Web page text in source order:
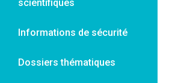
scientifiques
Informations de sécurité
Dossiers thématiques